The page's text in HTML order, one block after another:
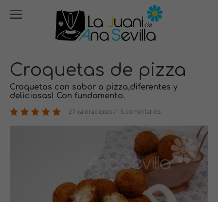
Croquetas de pizza
Croquetas con sabor a pizza,diferentes y
deliciosas! Con fundamento.
27 valoraciones / 15 comentarios